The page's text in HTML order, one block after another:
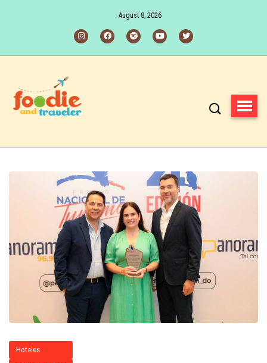
August 8, 2026
Hoteles